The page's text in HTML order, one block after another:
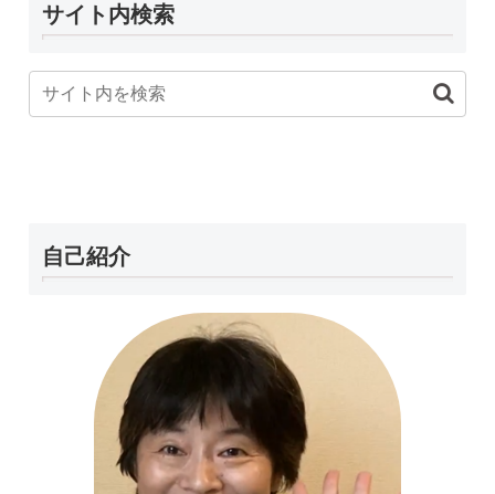
サイト内検索
自己紹介